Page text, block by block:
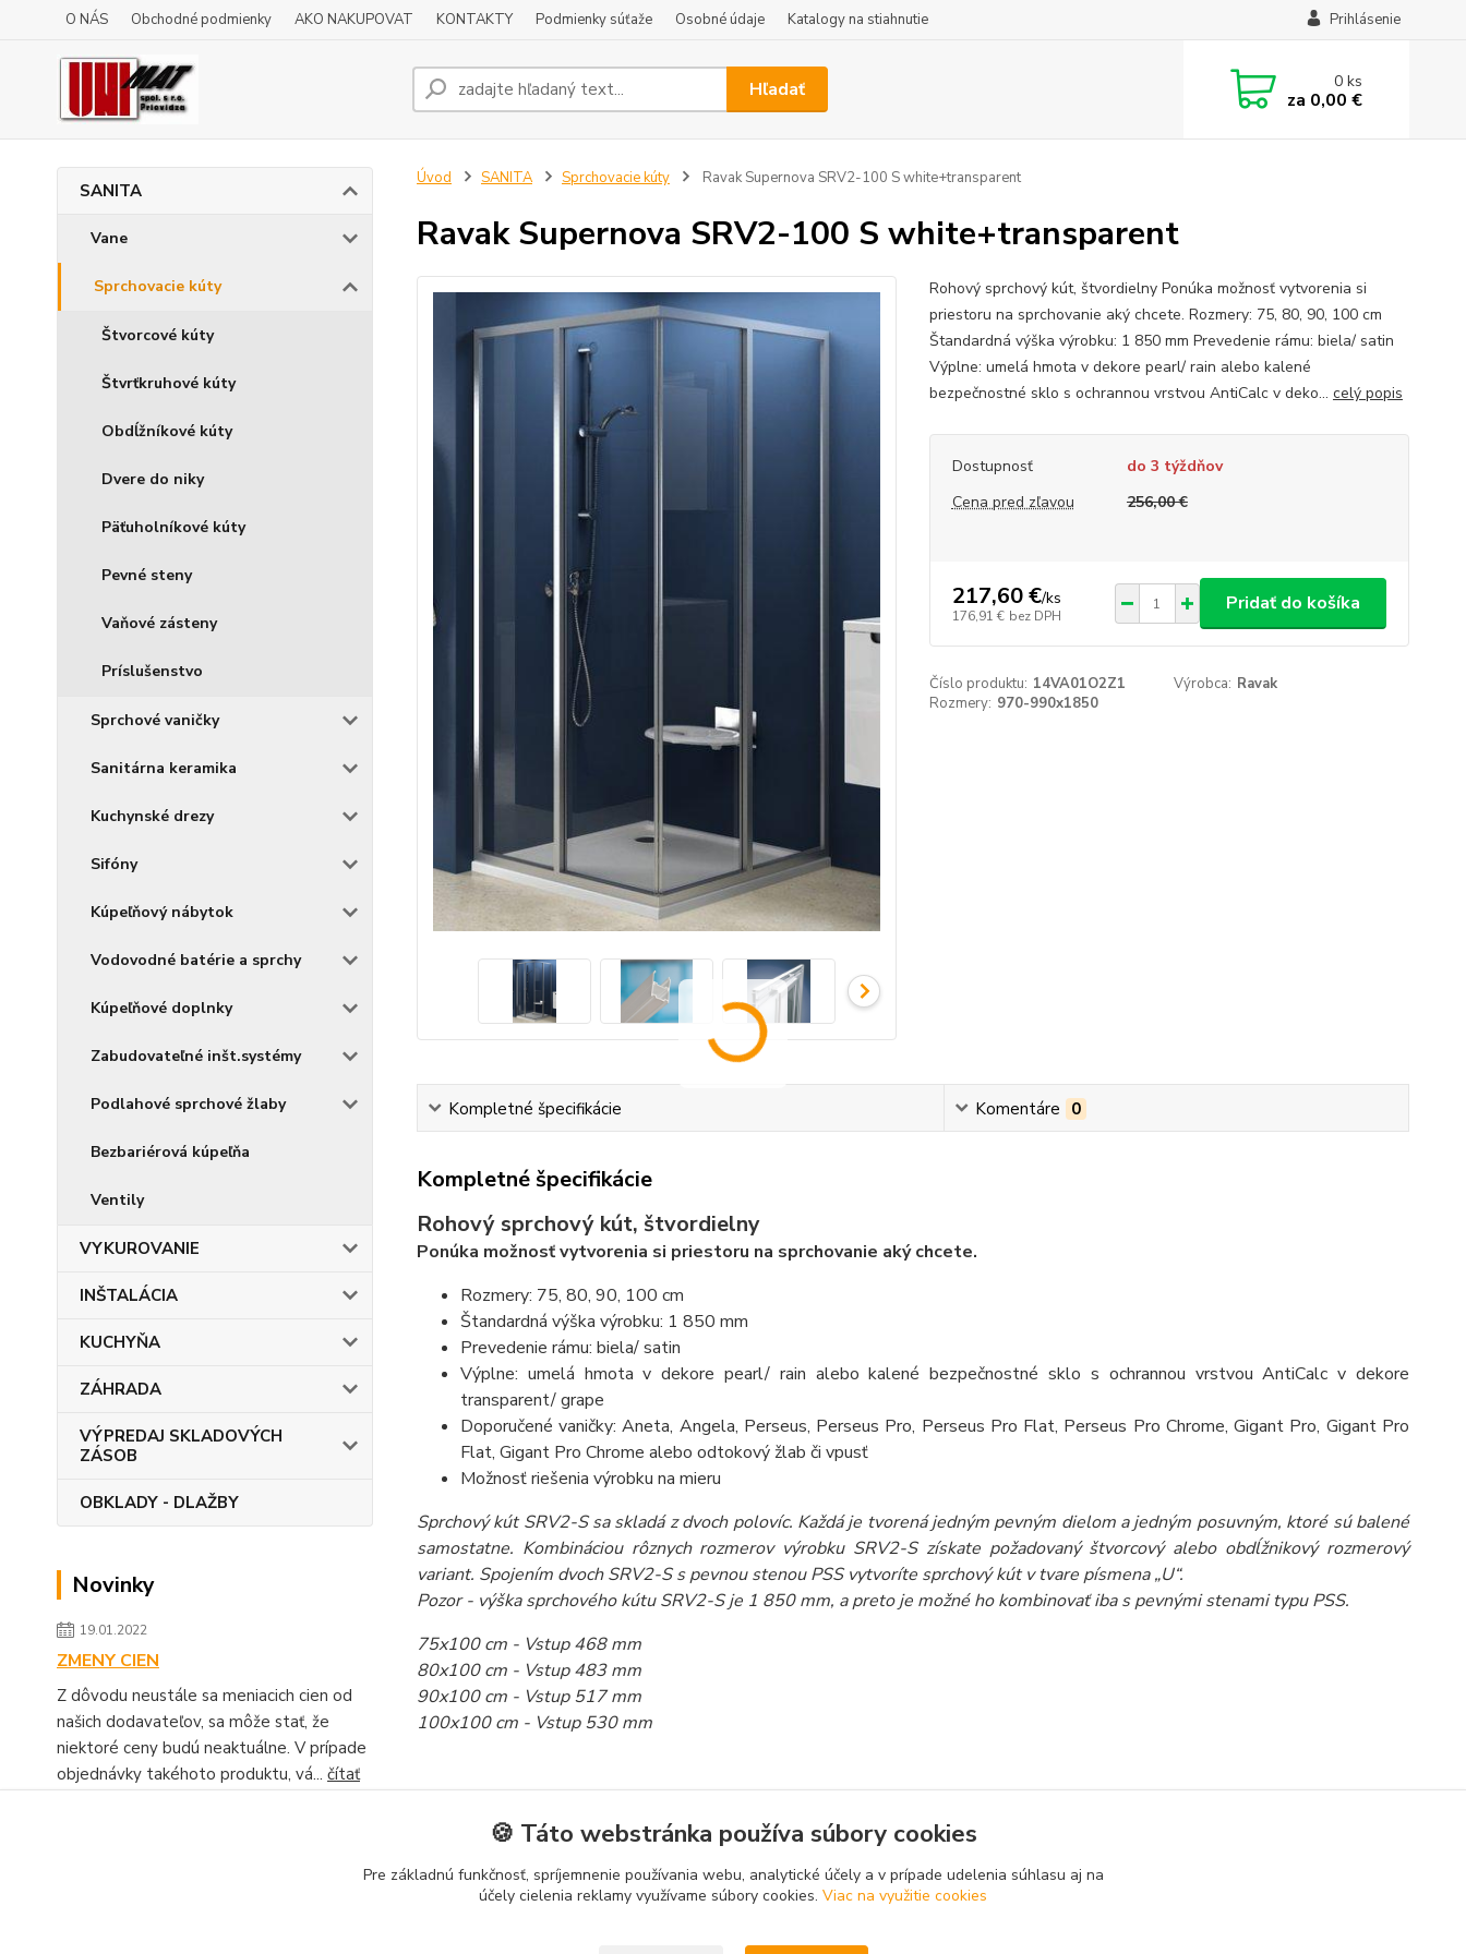
O NÁS Obchodné podmienky AKO NAKUPOVAT KONTAKTY Podmienky súťaže Osobné údaje Katalogy na stiahnutie Prihlásenie
Hľadať 0ks
za 0,00 €
SANITA
Vane
Sprchovacie kúty
Štvorcové kúty
Štvrťkruhové kúty
Obdĺžníkové kúty
Dvere do niky
Päťuholníkové kúty
Pevné steny
Vaňové zásteny
Príslušenstvo
Sprchové vaničky
Sanitárna keramika
Kuchynské drezy
Sifóny
Kúpeľňový nábytok
Vodovodné batérie a sprchy
Kúpeľňové doplnky
Zabudovateľné inšt.systémy
Podlahové sprchové žlaby
Bezbariérová kúpeľňa
Ventily
VYKUROVANIE
INŠTALÁCIA
KUCHYŇA
ZÁHRADA
VÝPREDAJ SKLADOVÝCH
ZÁSOB
OBKLADY - DLAŽBY
Novinky
19.01.2022
ZMENY CIEN
Z dôvodu neustále sa meniacich cien od
našich dodavateľov, sa môže stať, že
niektoré ceny budú neaktuálne. V prípade
objednávky takéhoto produktu, vá... čítať
Úvod SANITA Sprchovacie kúty Ravak Supernova SRV2-100 S white+transparent
Ravak Supernova SRV2-100 S white+transparent
Rohový sprchový kút, štvordielny Ponúka možnosť vytvorenia si
priestoru na sprchovanie aký chcete. Rozmery: 75, 80, 90, 100 cm
Štandardná výška výrobku: 1 850 mm Prevedenie rámu: biela/ satin
Výplne: umelá hmota v dekore pearl/ rain alebo kalené
bezpečnostné sklo s ochrannou vrstvou AntiCalc v deko... celý popis
Dostupnosť
do 3 týždňov
Cena pred zľavou
256,00 €
217,60 €/ks
176,91 € bez DPH
Pridať do košíka
Číslo produktu: 14VA01O2Z1 Výrobca: Ravak
Rozmery: 970-990x1850
Kompletné špecifikácie Komentáre 0
Kompletné špecifikácie
Rohový sprchový kút, štvordielny
Ponúka možnosť vytvorenia si priestoru na sprchovanie aký chcete.
Rozmery: 75, 80, 90, 100 cm
Štandardná výška výrobku: 1 850 mm
Prevedenie rámu: biela/ satin
Výplne: umelá hmota v dekore pearl/ rain alebo kalené bezpečnostné sklo s ochrannou vrstvou AntiCalc v dekore
transparent/ grape
Doporučené vaničky: Aneta, Angela, Perseus, Perseus Pro, Perseus Pro Flat, Perseus Pro Chrome, Gigant Pro, Gigant Pro
Flat, Gigant Pro Chrome alebo odtokový žlab či vpusť
Možnosť riešenia výrobku na mieru
Sprchový kút SRV2-S sa skladá z dvoch polovíc. Každá je tvorená jedným pevným dielom a jedným posuvným, ktoré sú balené
samostatne. Kombináciou rôznych rozmerov výrobku SRV2-S získate požadovaný štvorcový alebo obdĺžnikový rozmerový
variant. Spojením dvoch SRV2-S s pevnou stenou PSS vytvoríte sprchový kút v tvare písmena „U“.
Pozor - výška sprchového kútu SRV2-S je 1 850 mm, a preto je možné ho kombinovať iba s pevnými stenami typu PSS.
75x100 cm - Vstup 468 mm
80x100 cm - Vstup 483 mm
90x100 cm - Vstup 517 mm
100x100 cm - Vstup 530 mm
Tovar zaradený v kategóriách
🍪 Táto webstránka používa súbory cookies
Pre základnú funkčnosť, spríjemnenie používania webu, analytické účely a v prípade udelenia súhlasu aj na
účely cielenia reklamy využívame súbory cookies. Viac na využitie cookies